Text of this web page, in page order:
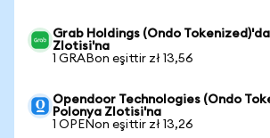
Grab Holdings (Ondo
Zlotisi'na
1 GRABon eşittir zł 13,56
Opendoor Technologies (Ondo
Polonya Zlotisi'na
1 OPENon eşittir zł 13,26